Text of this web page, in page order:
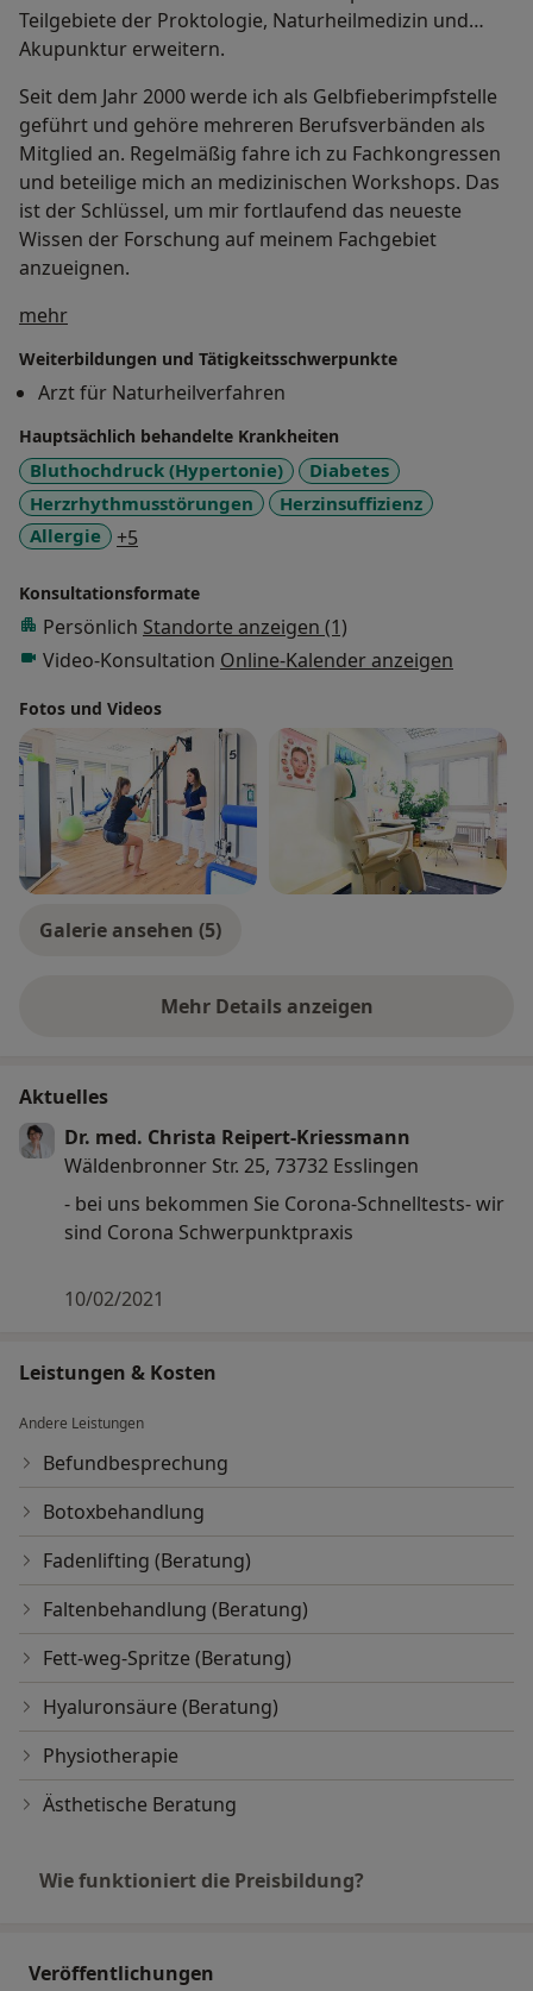
Teilgebiete der Proktologie, Naturheilmedizin und
Akupunktur erweitern.
Seit dem Jahr 2000 werde ich als Gelbfieberimpfstelle
geführt und gehöre mehreren Berufsverbänden als
Mitglied an. Regelmäßig fahre ich zu Fachkongressen
und beteilige mich an medizinischen Workshops. Das
ist der Schlüssel, um mir fortlaufend das neueste
Wissen der Forschung auf meinem Fachgebiet
anzueignen.
mehrÜber mich
Weiterbildungen und Tätigkeitsschwerpunkte
Arzt für Naturheilverfahren
Hauptsächlich behandelte Krankheiten
Bluthochdruck (Hypertonie)
Diabetes
Herzrhythmusstörungen
Herzinsuffizienz
Allergie
+5
Konsultationsformate
Persönlich Standorte anzeigen (1)
Video-Konsultation Online-Kalender anzeigen
Fotos und Videos
Galerie ansehen (5)
Mehr Details anzeigen
über Erfahrungen
Aktuelles
Dr. med. Christa Reipert-Kriessmann
Wäldenbronner Str. 25, 73732 Esslingen
- bei uns bekommen Sie Corona-Schnelltests- wir
sind Corona Schwerpunktpraxis
10/02/2021
Leistungen & Kosten
Andere Leistungen
Befundbesprechung
Botoxbehandlung
Fadenlifting (Beratung)
Faltenbehandlung (Beratung)
Fett-weg-Spritze (Beratung)
Hyaluronsäure (Beratung)
Physiotherapie
Ästhetische Beratung
Wie funktioniert die Preisbildung?
Veröffentlichungen